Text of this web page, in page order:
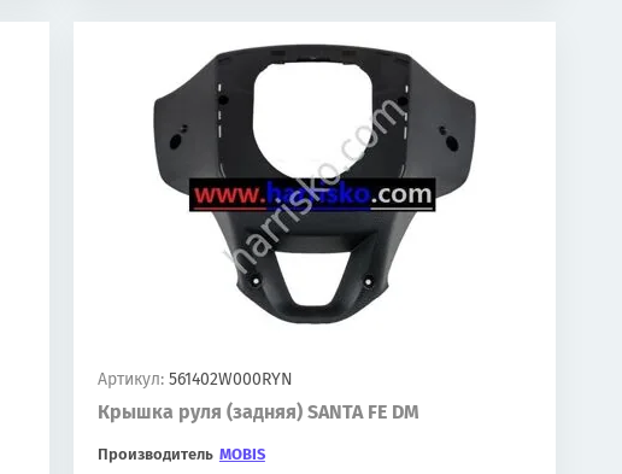
Артикул:561402W000RYN
Крышка руля (задняя) SANTA FE DM
Производитель MOBIS